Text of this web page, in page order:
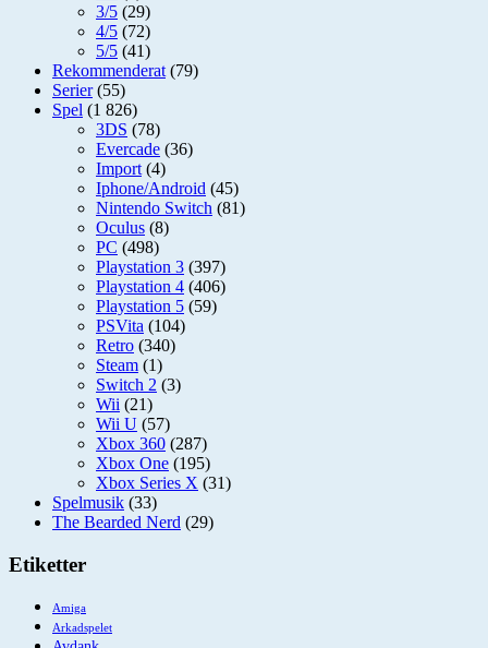
3/5 (29)
4/5 (72)
5/5 (41)
Rekommenderat (79)
Serier(55)
Spel (1 826)
3DS (78)
Evercade (36)
Import (4)
Iphone/Android (45)
Nintendo Switch (81)
Oculus (8)
PC (498)
Playstation 3 (397)
Playstation 4 (406)
Playstation 5 (59)
PSVita (104)
Retro (340)
Steam (1)
Switch 2 (3)
Wii (21)
Wii U (57)
Xbox 360 (287)
Xbox One (195)
Xbox Series X (31)
Spelmusik (33)
The Bearded Nerd (29)
Etiketter
Amiga
Arkadspelet